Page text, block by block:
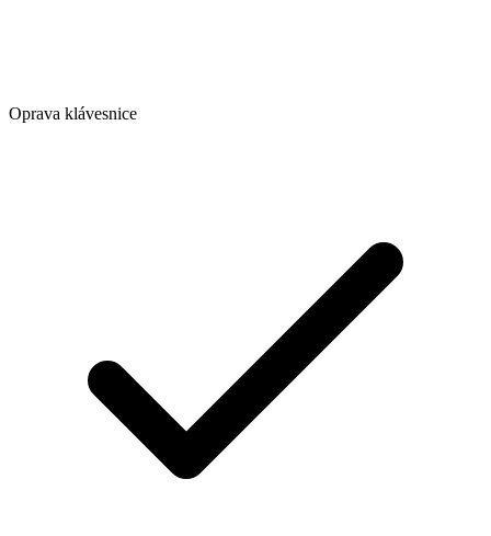
Oprava klávesnice